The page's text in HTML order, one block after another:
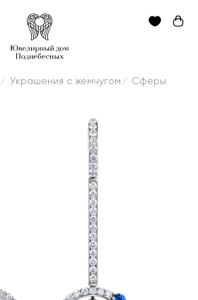
/ Украшения с жемчугом / Сферы